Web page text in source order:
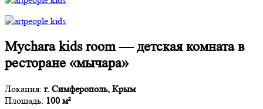
Mychara kids room — детская комната в
ресторане «мычара»
Локация: г. Симферополь, Крым
Площадь: 100 м²